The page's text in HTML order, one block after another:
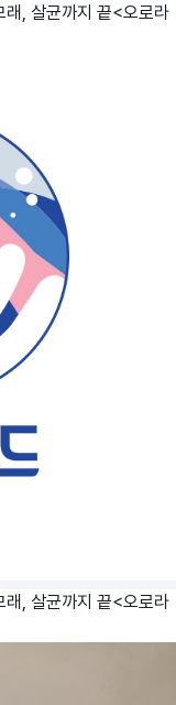
래, 살균까지 끝<오로라
래, 살균까지 끝<오로라